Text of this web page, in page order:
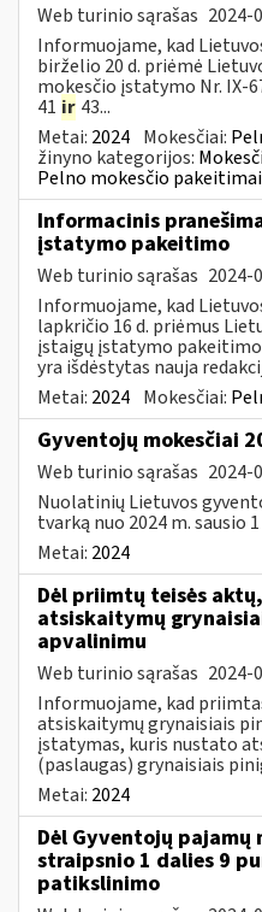
Web turinio sąrašas 2024-
Informuojame, kad
birželio 20 d. priėmė
mokesčio įstatymo Nr. IX-
41 ir 43...
Metai: 2024 Mokesčiai:
žinyno kategorijos:
Pelno mokesčio pakeitimai
Informacinis
įstatymo pakeitimo
Web turinio sąrašas 2024-
Informuojame, kad
lapkričio 16 d. priėmus
įstaigų įstatymo pakeitimo
yra išdėstytas nauja
Metai: 2024 Mokesčiai:
Gyventojų mokesčiai
Web turinio sąrašas 2024-
Nuolatinių Lietuvos
tvarką nuo 2024 m. sausio
Metai: 2024
Dėl priimtų teisės
atsiskaitymų
apvalinimu
Web turinio sąrašas 2024-
Informuojame, kad
atsiskaitymų grynaisiais
įstatymas, kuris nustato
(paslaugas) grynaisiais
Metai: 2024
Dėl Gyventojų
straipsnio 1 dalies 9
patikslinimo